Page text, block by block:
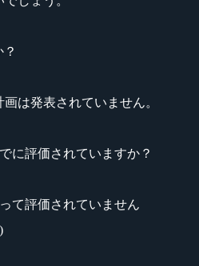
は発表されていません。
に評価されていますか？
て評価されていません